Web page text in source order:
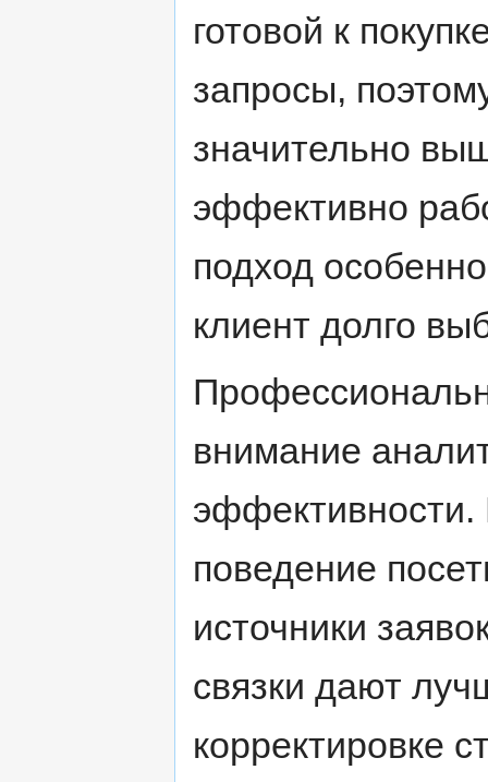
готовой к
запросы,
значительно
эффективно
подход
клиент долго
внимание
эффективности.
поведение
источники
связки дают
корректировке